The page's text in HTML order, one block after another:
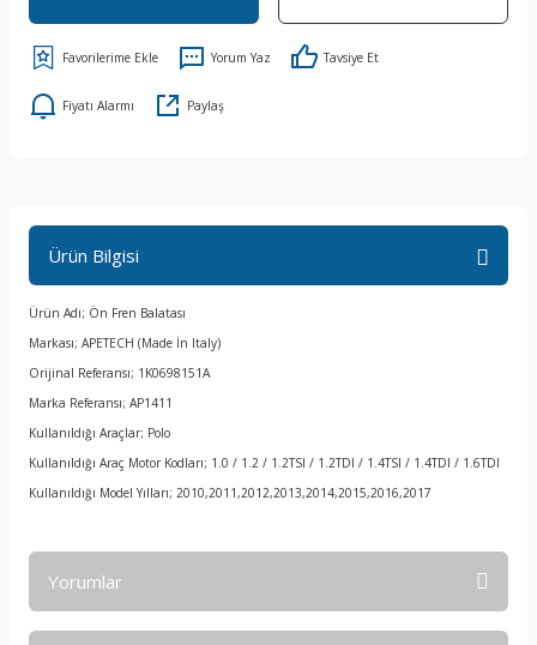
Yorum Yaz Tavsiye Et
Fiyatı Alarmı Paylaş
Ürün Bilgisi
Ürün Adı; Ön Fren Balatası
Markası; APETECH (Made İn Italy)
Orijinal Referansı; 1K0698151A
Marka Referansı; AP1411
Kullanıldığı Araçlar; Polo
Kullanıldığı Araç Motor Kodları; 1.0 / 1.2 / 1.2TSI / 1.2TDI / 1.4TSI / 1.4TDI / 1.6TDI
Kullanıldığı Model Yılları; 2010,2011,2012,2013,2014,2015,2016,2017
Yorumlar